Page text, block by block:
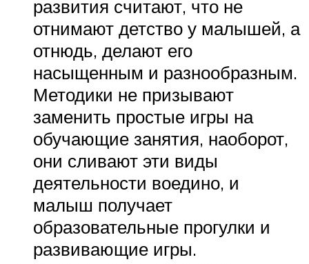
развития считают, что не
отнимают детство у малышей, а
отнюдь, делают его
насыщенным и разнообразным.
Методики не призывают
заменить простые игры на
обучающие занятия, наоборот,
они сливают эти виды
деятельности воедино, и
малыш получает
образовательные прогулки и
развивающие игры.